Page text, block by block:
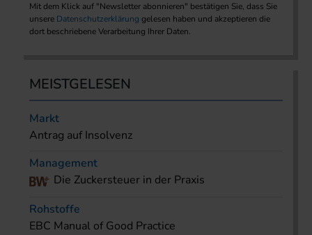
Mit dem Klick auf "Newsletter abonnieren" bestätigen Sie, dass Sie
unsere Datenschutzerklärung gelesen haben und akzeptieren die
dort beschriebene Verarbeitung Ihrer Daten.
MEISTGELESEN
Markt
Antrag auf Insolvenz
Management
Die Zuckersteuer in der Praxis
Rohstoffe
EBC Manual of Good Practice